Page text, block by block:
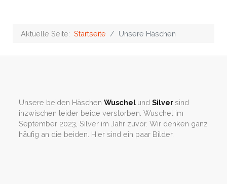
Aktuelle Seite: Startseite Unsere Häschen
Unsere beiden Häschen Wuschel und Silversind
inzwischen leider beide verstorben. Wuschel im
September 2023, Silver im Jahr zuvor. Wir denken ganz
häufig an die beiden. Hier sind ein paar Bilder.